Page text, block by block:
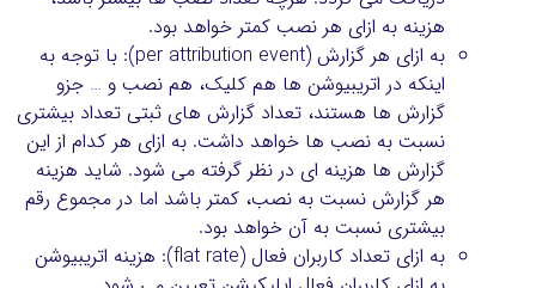
هزینه به ازای هر نصب کمتر خواهد بود.
به ازای هر گزارش (per attribution event): با توجه به
اینکه در اتریبیوشن ها هم کلیک، هم نصب و … جزو
گزارش ها هستند، تعداد گزارش های ثبتی تعداد بیشتری
نسبت به نصب ها خواهد داشت. به ازای هر کدام از این
گزارش ها هزینه ای در نظر گرفته می شود. شاید هزینه
هر گزارش نسبت به نصب، کمتر باشد اما در مجموع رقم
بیشتری نسبت به آن خواهد بود.
به ازای تعداد کاربران فعال (flat rate): هزینه اتریبیوشن